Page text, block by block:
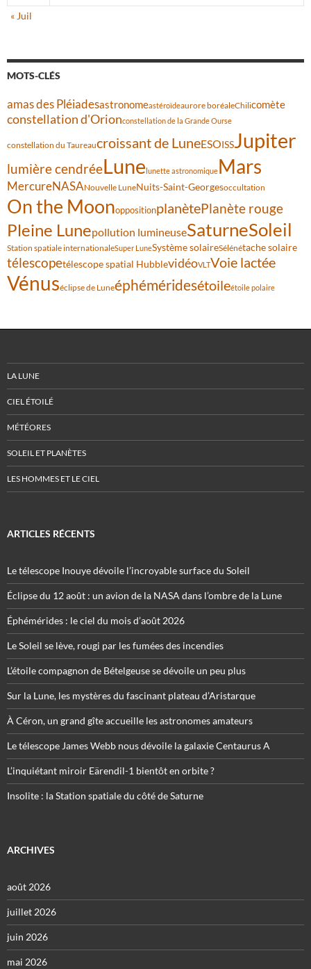
« Juil
MOTS-CLÉS
amas des Pléiadesastronomeastéroïdeaurore boréaleChilicomète
constellation d'Orionconstellation de la Grande Ourse
constellation du Taureaucroissant de LuneESOISSJupiter
lumière cendréeLune lunette astronomiqueMars
MercureNASANouvelle LuneNuits-Saint-Georgesoccultation
On the MoonoppositionplanètePlanète rouge
Pleine Lunepollution lumineuseSaturneSoleil
Station spatiale internationaleSuper LuneSystème solaireSélénétache solaire
télescopetélescope spatial HubblevidéoVLTVoie lactée
Vénuséclipse de Luneéphéméridesétoileétoile polaire
LA LUNE
CIEL ÉTOILÉ
MÉTÉORES
SOLEIL ET PLANÈTES
LES HOMMES ET LE CIEL
ARTICLES RÉCENTS
Le télescope Inouye dévoile l’incroyable surface du Soleil
Éclipse du 12 août : un avion de la NASA dans l’ombre de la Lune
Éphémérides : le ciel du mois d’août 2026
Le Soleil se lève, rougi par les fumées des incendies
L’étoile compagnon de Bételgeuse se dévoile un peu plus
Sur la Lune, les mystères du fascinant plateau d’Aristarque
À Céron, un grand gîte accueille les astronomes amateurs
Le télescope James Webb nous dévoile la galaxie Centaurus A
L’inquiétant miroir Eärendil-1 bientôt en orbite ?
Insolite : la Station spatiale du côté de Saturne
ARCHIVES
août 2026
juillet 2026
juin 2026
mai 2026